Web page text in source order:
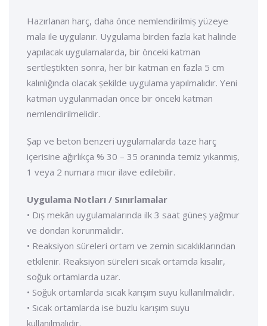
Hazırlanan harç, daha önce nemlendirilmiș yüzeye
mala ile uygulanır. Uygulama birden fazla kat halinde
yapılacak uygulamalarda, bir önceki katman
sertleștikten sonra, her bir katman en fazla 5 cm
kalınlığında olacak șekilde uygulama yapılmalıdır. Yeni
katman uygulanmadan önce bir önceki katman
nemlendirilmelidir.
Șap ve beton benzeri uygulamalarda taze harç
içerisine ağırlıkça % 30 – 35 oranında temiz yıkanmıș,
1 veya 2 numara mıcır ilave edilebilir.
Uygulama Notları / Sınırlamalar
• Dıș mekân uygulamalarında ilk 3 saat güneș yağmur
ve dondan korunmalıdır.
• Reaksiyon süreleri ortam ve zemin sıcaklıklarından
etkilenir. Reaksiyon süreleri sıcak ortamda kısalır,
soğuk ortamlarda uzar.
• Soğuk ortamlarda sıcak karıșım suyu kullanılmalıdır.
• Sıcak ortamlarda ise buzlu karıșım suyu
kullanılmalıdır.